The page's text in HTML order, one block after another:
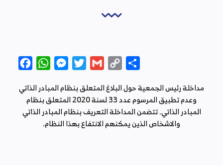
FacebookWhatsAppMessengerTwitterGmail
Copy
مداخلة رئيس الجمعية حول البلاغ المتعلق بنظام المبادر الذاتي
وعدم تطبيق المرسوم عدد 33 لسنة 2020 المتعلق بنظام
المبادر الذاتي. تتضمن المداخلة التعريف بنظام المبادر الذاتي
والاشخاص الذين يمكنهم الانتفاع بهذا النظام.